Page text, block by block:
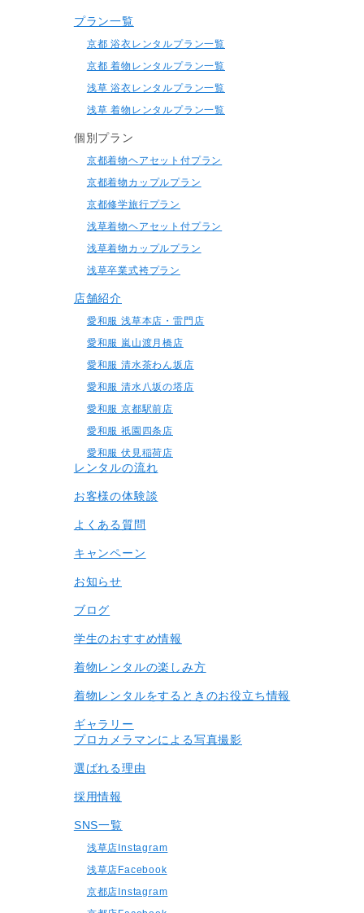
プラン一覧
京都 浴衣レンタルプラン一覧
京都 着物レンタルプラン一覧
浅草 浴衣レンタルプラン一覧
浅草 着物レンタルプラン一覧
個別プラン
京都着物ヘアセット付プラン
京都着物カップルプラン
京都修学旅行プラン
浅草着物ヘアセット付プラン
浅草着物カップルプラン
浅草卒業式袴プラン
店舗紹介
愛和服 浅草本店・雷門店
愛和服 嵐山渡月橋店
愛和服 清水茶わん坂店
愛和服 清水八坂の塔店
愛和服 京都駅前店
愛和服 祇園四条店
愛和服 伏見稲荷店
レンタルの流れ
お客様の体験談
よくある質問
キャンペーン
お知らせ
ブログ
学生のおすすめ情報
着物レンタルの楽しみ⽅
着物レンタルをするときのお役立ち情報
ギャラリー
プロカメラマンによる写真撮影
選ばれる理由
採用情報
SNS一覧
浅草店Instagram
浅草店Facebook
京都店Instagram